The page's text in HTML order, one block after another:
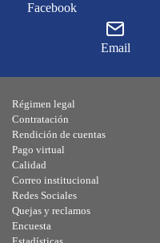
Facebook
Email
Régimen legal
Contratación
Rendición de cuentas
Pago virtual
Calidad
Correo institucional
Redes Sociales
Quejas y reclamos
Encuesta